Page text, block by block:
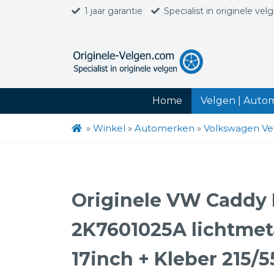
1 jaar garantie Specialist in originele
Home Velgen |
» Winkel » Automerken » Volkswagen
Originele VW Caddy
2K7601025A
17inch + Kleber 215/